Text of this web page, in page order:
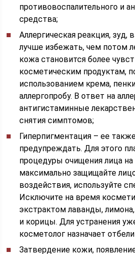
противовоспалительного и
средства;
Аллергическая реакция,
лучше избежать, чем потом
кожа становится более
косметическим продуктам,
использованием крема,
аллергопробу. В ответ на
антигистаминные
снятия симптомов;
Гиперпигментация – ее
предупреждать. Для этого
процедуры очищения лица
максимально защищайте
воздействия, используйте
Исключите на время
экстрактом лаванды,
и корицы. Для устранения
косметолог назначает
Затвердение кожи,